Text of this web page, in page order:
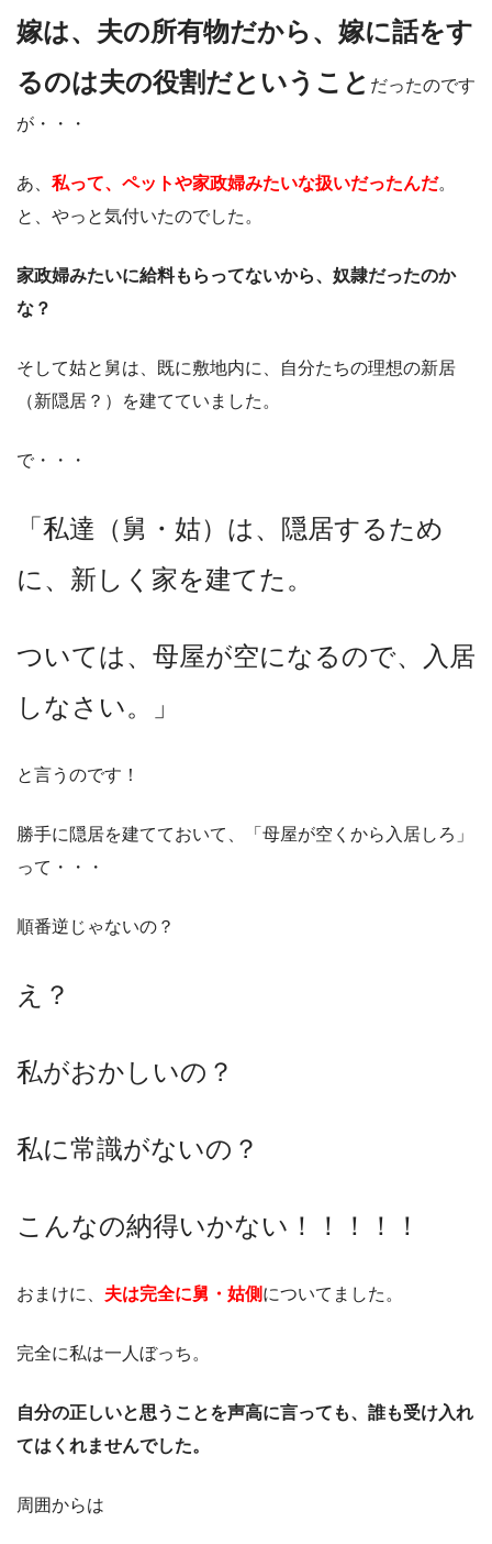
嫁は、夫の所有物だから、嫁に話をす
るのは夫の役割だということ だったのです
が・・・
あ、 私って、ペットや家政婦みたいな扱いだったんだ。
と、やっと気付いたのでした。
家政婦みたいに給料もらってないから、奴隷だったのか
な？
そして姑と舅は、既に敷地内に、自分たちの理想の新居
（新隠居？）を建てていました。
で・・・
「私達（舅・姑）は、隠居するため
に、新しく家を建てた。
ついては、母屋が空になるので、入居
しなさい。」
と言うのです！
勝手に隠居を建てておいて、「母屋が空くから入居しろ」
って・・・
順番逆じゃないの？
え？
私がおかしいの？
私に常識がないの？
こんなの納得いかない！！！！！
おまけに、 夫は完全に舅・姑側 についてました。
完全に私は一人ぼっち。
自分の正しいと思うことを声高に言っても、誰も受け入れ
てはくれませんでした。
周囲からは